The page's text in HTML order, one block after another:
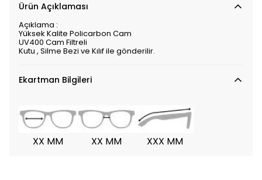
Ürün Açıklaması
Açıklama :
Yüksek Kalite Policarbon Cam
UV400 Cam Filtreli
Kutu , Silme Bezi ve Kılıf ile gönderilir.
Ekartman Bilgileri
XX MM XX MM XXX MM